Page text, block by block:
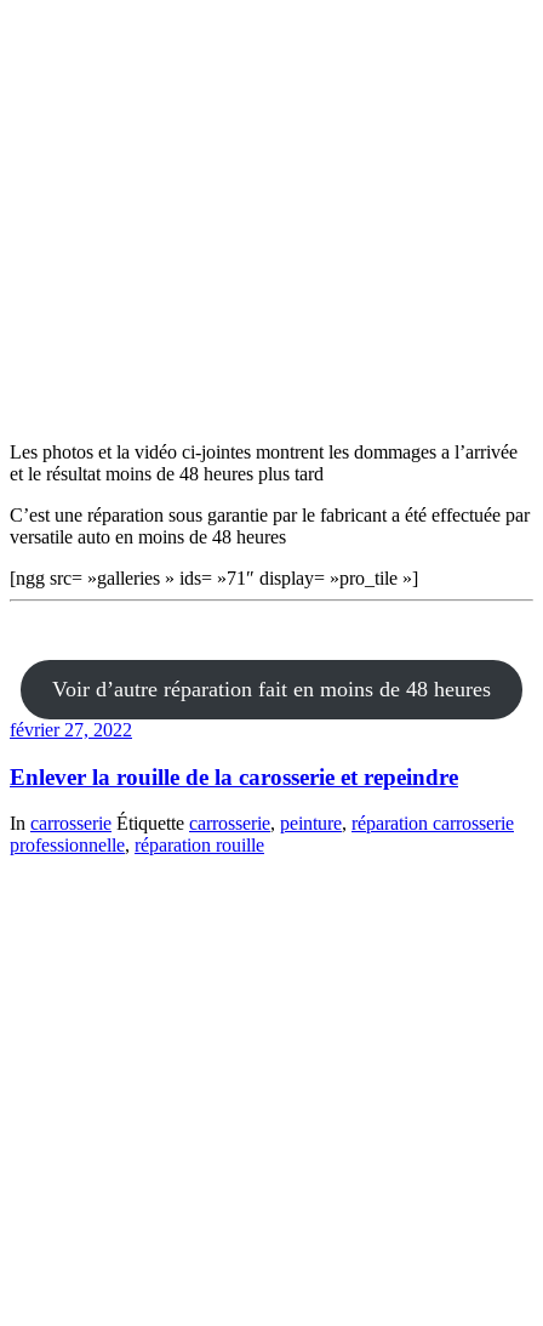
Les photos et la vidéo ci-jointes montrent les dommages a l’arrivée
et le résultat moins de 48 heures plus tard
C’est une réparation sous garantie par le fabricant a été effectuée par
versatile auto en moins de 48 heures
[ngg src= »galleries » ids= »71″ display= »pro_tile »]
Voir d’autre réparation fait en moins de 48 heures
février 27, 2022
Enlever la rouille de la carosserie et repeindre
In carrosserie Étiquette carrosserie, peinture, réparation carrosserie
professionnelle, réparation rouille